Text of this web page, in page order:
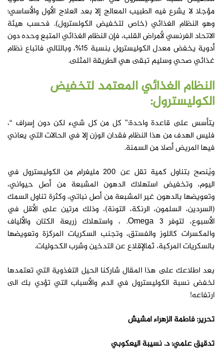
مؤجلا لا يشرع فيه الطبيب المعالج إلا بعد العلاج الأول والأساسي؛
وهو النظام الغذائي (خاص لتخفيض الكولسترول). فحسب هيئة
الاتحاد الفرنسي لأمراض القلب، فإن النظام الغذائي المتبع وحده دون
أدوية يخفض معدل الكوليسترول بنسبة 15%، وبالتالي فاتباع نظام
غذائي صحي وسليم تبقى هي الطريقة المثلى.
النظام الغذائي المعتمد لتخفيض
الكوليسترول:
يتأسس على قاعدة واحدة:” كل من كل شيء لكن دون إسراف “،
فليس الهدف من هذا النظام فقدان الوزن إلا في الحالات التي يعاني
فيها المريض أصلا من السمنة.
ويُنصح بتناول كمية تقل عن 200 مليغرام من الكوليسترول في
اليوم، وتخفيض استهلاك الدهون المشبعة من أصل حيواني،
وتعويضها بالدهون غير المشبعة من أصل نباتي، وكثرة تناول السمك
(السردين، السلمون، الرنكة، التونة)، وذلك مرتين على الأقل في
الأسبوع، لتوفر Omega 3. ، واستهلاك زريعة الكتان والألياف
والمكسرات كاللوز والفستق، وتجنب السكريات المركزة وتعويضها
بالسكريات المركبة، ثمالإقلاع عن التدخين وشرب الكحوليات.
بعد اطلاعك على هذا المقال شاركنا الحيل التغذوية التي تعتمدها
لخفض نسبة الكوليسترول في الدم والأسباب التي تؤدي بك الى
ارتفاعه!
تحرير: فاطمة الزهراء امشيش
تدقيق علمي: د. نسيبة اليعكوبي